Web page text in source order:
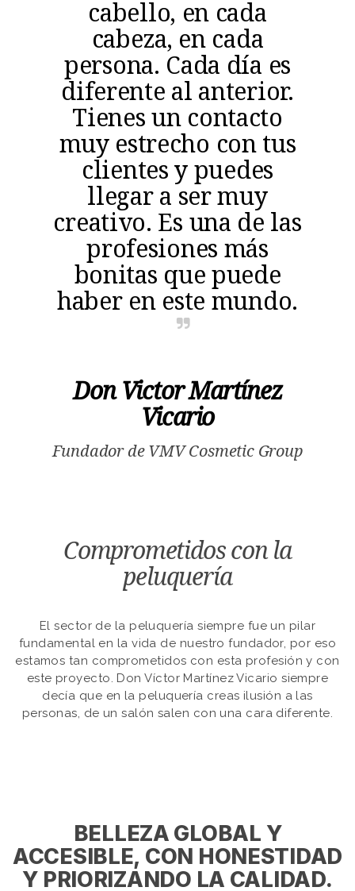
cabello, en cada
cabeza, en cada
persona. Cada día es
diferente al anterior.
Tienes un contacto
muy estrecho con tus
clientes y puedes
llegar a ser muy
creativo. Es una de las
profesiones más
bonitas que puede
haber en este mundo.
Don Victor Martínez
Vicario
Fundador de VMV Cosmetic Group
Comprometidos con la
peluquería
El sector de la peluquería siempre fue un pilar
fundamental en la vida de nuestro fundador, por eso
estamos tan comprometidos con esta profesión y con
este proyecto. Don Víctor Martínez Vicario siempre
decía que en la peluquería creas ilusión a las
personas, de un salón salen con una cara diferente.
BELLEZA GLOBAL Y
ACCESIBLE, CON HONESTIDAD
Y PRIORIZANDO LA CALIDAD.